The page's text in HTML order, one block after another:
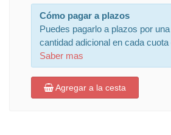
Cómo pagar a plazos
Puedes pagarlo a plazos por
cantidad adicional en cada cuota
Saber mas
Agregar a la cesta